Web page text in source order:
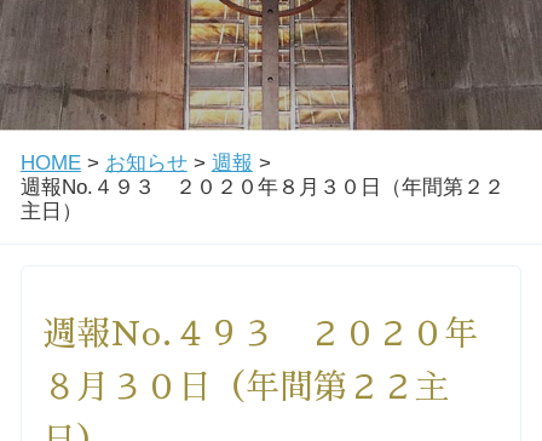
お知らせ
関口教会について
教会学校・中高生会
洗礼を希望される方
講座のご案内
HOME> お知らせ> 週報 >
週報No.４９３ ２０２０年８月３０日（年間第２２
主日）
週報No.４９３ ２０２０年
８月３０日（年間第２２主